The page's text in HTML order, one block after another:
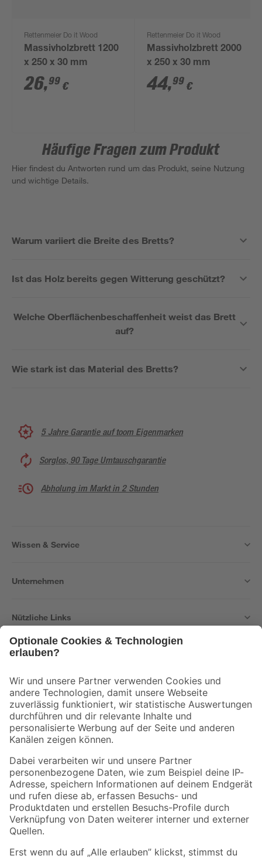
Rettenmeier Do it Wood
Massivholzbrett 1200
x 250 x 30 mm
26,99 €
Rettenmeier Do it Wood
Massivholzbrett 2000
x 250 x 30 mm
44,99 €
Häufige Fragen zum Produkt
Hier findest du Antworten rund um das Produkt, seine Nutzung
und wichtige Details.
Warum variiert die Breite des Bretts?
Ist das Holz bereits gegen Witterung geschützt?
Welche Oberflächenbeschaffenheit weist das Brett
auf?
Wie stark ist das Material des Bretts?
5 Jahre Garantie auf toom Eigenmarken
Sorglos, 90 Tage Umtauschgarantie
Abholung im Markt in 2 Stunden
Wissen & Service
Unternehmen
Nützliche Links
Der toom Newsletter: Keine Angebote und Aktionen mehr verpassen!
Zur Newsletter Anmeldung
Folge uns
Zahlungsarten Versandarten
Sicher einkaufen